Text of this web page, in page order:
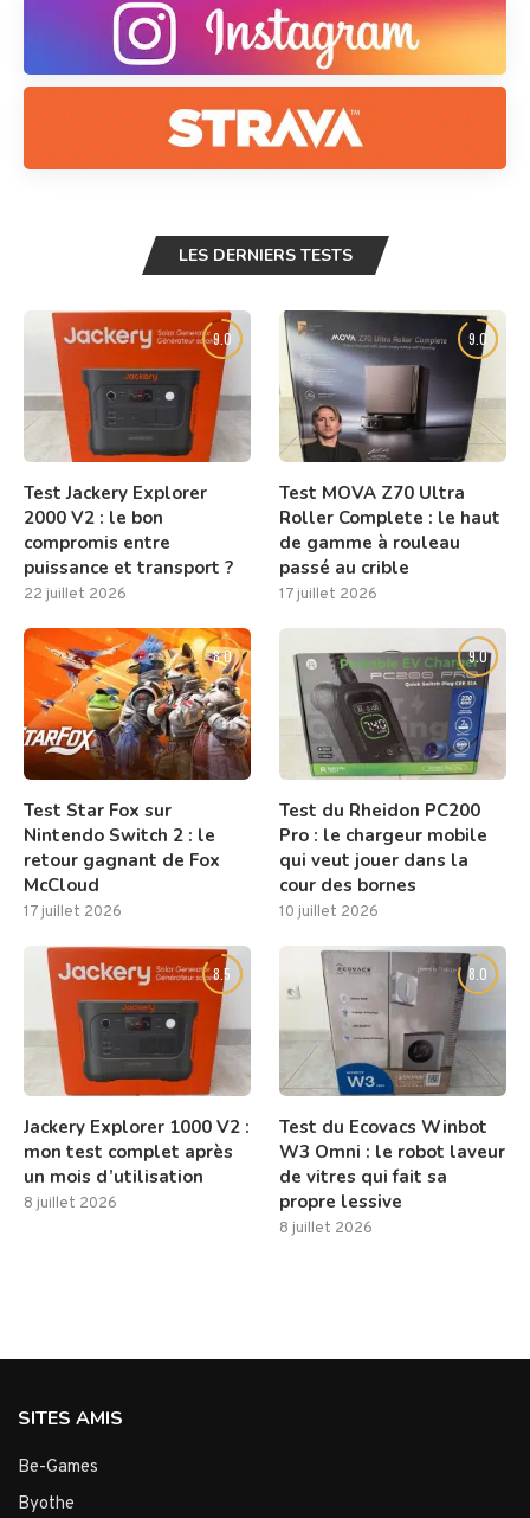
LES DERNIERS TESTS
9.0
Test Jackery Explorer
2000 V2 : le bon
compromis entre
puissance et transport ?
22 juillet 2026
9.0
Test MOVA Z70 Ultra
Roller Complete : le haut
de gamme à rouleau
passé au crible
17 juillet 2026
8.0
Test Star Fox sur
Nintendo Switch 2 : le
retour gagnant de Fox
McCloud
17 juillet 2026
9.0
Test du Rheidon PC200
Pro : le chargeur mobile
qui veut jouer dans la
cour des bornes
10 juillet 2026
8.5
Jackery Explorer 1000 V2 :
mon test complet après
un mois d’utilisation
8 juillet 2026
8.0
Test du Ecovacs Winbot
W3 Omni : le robot laveur
de vitres qui fait sa
propre lessive
8 juillet 2026
SITES AMIS
Be-Games
Byothe